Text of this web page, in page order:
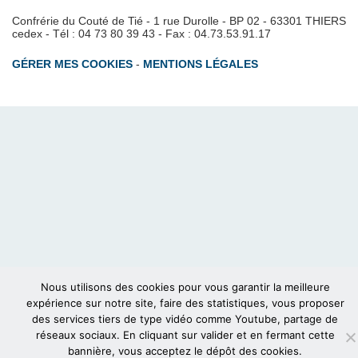
Confrérie du Couté de Tié - 1 rue Durolle - BP 02 - 63301 THIERS
cedex - Tél : 04 73 80 39 43 - Fax : 04.73.53.91.17
GÉRER MES COOKIES - MENTIONS LÉGALES
Nous utilisons des cookies pour vous garantir la meilleure
expérience sur notre site, faire des statistiques, vous proposer
des services tiers de type vidéo comme Youtube, partage de
réseaux sociaux. En cliquant sur valider et en fermant cette
bannière, vous acceptez le dépôt des cookies.